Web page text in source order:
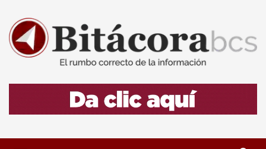
contenido